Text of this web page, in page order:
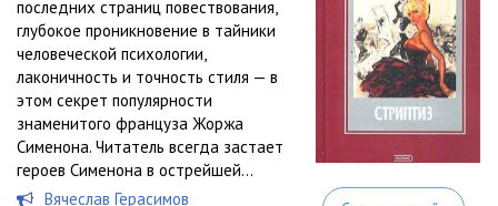
последних страниц повествования,
глубокое проникновение в тайники
человеческой психологии,
лаконичность и точность стиля — в
этом секрет популярности
знаменитого француза Жоржа
Сименона. Читатель всегда застает
героев Сименона в острейшей...
Вячеслав Герасимов